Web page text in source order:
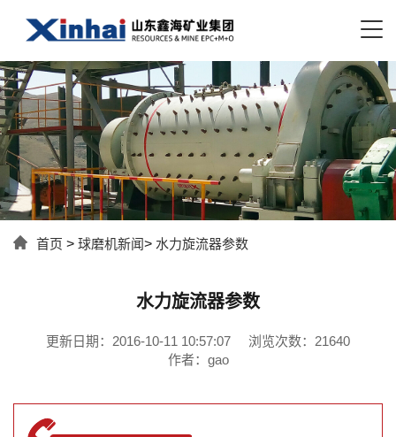
首页 > 球磨机新闻> 水力旋流器参数
水力旋流器参数
更新日期：2016-10-11 10:57:07
浏览次数：21640
作者：gao